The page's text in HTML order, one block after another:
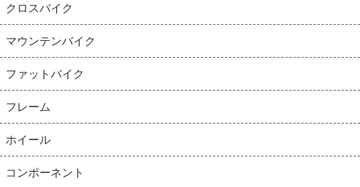
クロスバイク
マウンテンバイク
ファットバイク
フレーム
ホイール
コンポーネント